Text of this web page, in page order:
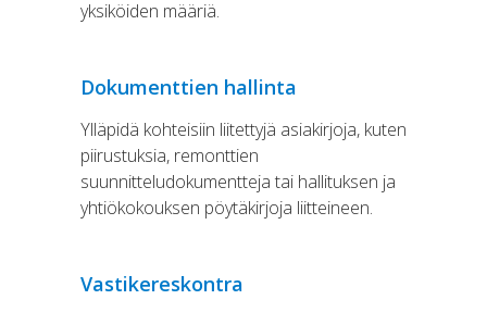
yksiköiden määriä.
Dokumenttien hallinta
Ylläpidä kohteisiin liitettyjä asiakirjoja, kuten
piirustuksia, remonttien
suunnitteludokumentteja tai hallituksen ja
yhtiökokouksen pöytäkirjoja liitteineen.
Vastikereskontra